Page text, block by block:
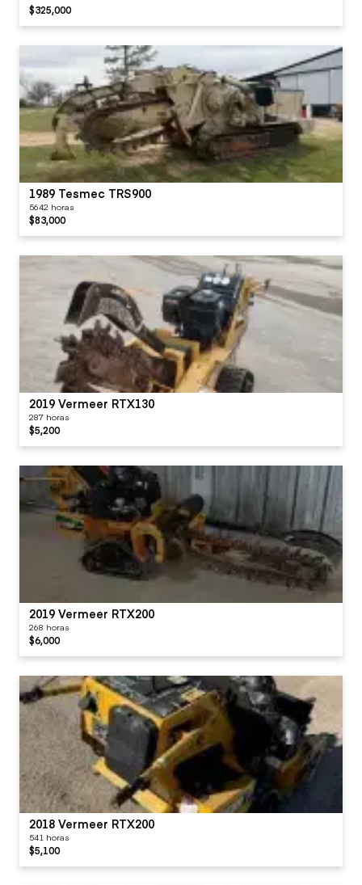
$325,000
1989 Tesmec TRS900
5642 horas
$83,000
2019 Vermeer RTX130
287 horas
$5,200
2019 Vermeer RTX200
268 horas
$6,000
2018 Vermeer RTX200
541 horas
$5,100